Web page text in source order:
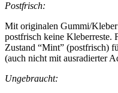
Postfrisch:
Mit originalen Gummi/
postfrisch keine Kleberreste.
Zustand “Mint” (postfrisch)
(auch nicht mit ausradierter
Ungebraucht: